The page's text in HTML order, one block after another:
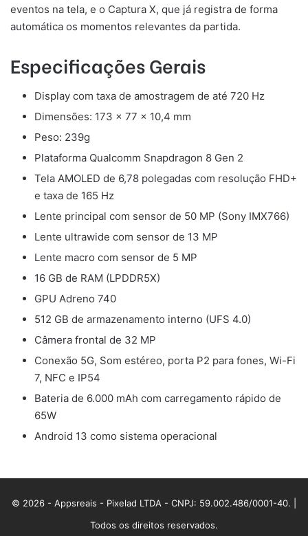
eventos na tela, e o Captura X, que já registra de forma
automática os momentos relevantes da partida.
Especificações Gerais
Display com taxa de amostragem de até 720 Hz
Dimensões: 173 x 77 x 10,4 mm
Peso: 239g
Plataforma Qualcomm Snapdragon 8 Gen 2
Tela AMOLED de 6,78 polegadas com resolução FHD+
e taxa de 165 Hz
Lente principal com sensor de 50 MP (Sony IMX766)
Lente ultrawide com sensor de 13 MP
Lente macro com sensor de 5 MP
16 GB de RAM (LPDDR5X)
GPU Adreno 740
512 GB de armazenamento interno (UFS 4.0)
Câmera frontal de 32 MP
Conexão 5G, Som estéreo, porta P2 para fones, Wi-Fi
7, NFC e IP54
Bateria de 6.000 mAh com carregamento rápido de
65W
Android 13 como sistema operacional
© 2026 - Appsreais - Pixelad LTDA - CNPJ: 59.002.486/0001-40. |
Todos os direitos reservados.